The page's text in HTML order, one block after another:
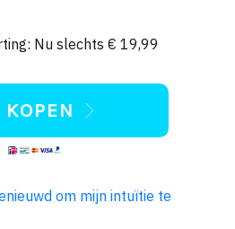
Nu slechts € 19,99
KOPEN
om mijn intuïtie te